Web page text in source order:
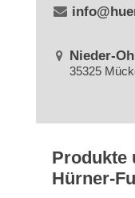
Nieder-
35325
Produkte
Hürner-